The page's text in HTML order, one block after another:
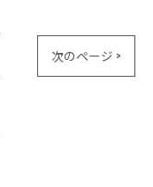
次のページ >